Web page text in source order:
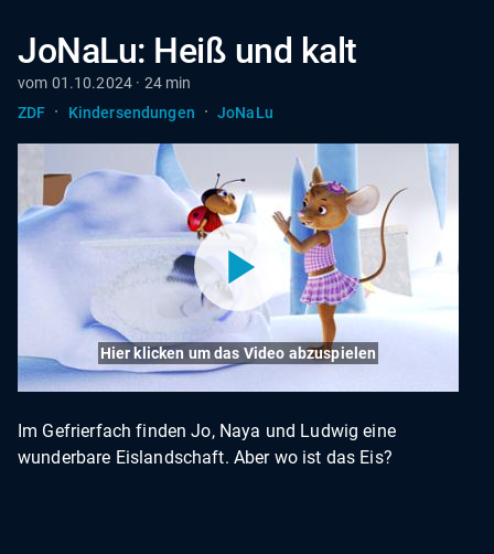
JoNaLu: Heiß und kalt
vom 01.10.2024 · 24 min
ZDF · Kindersendungen · JoNaLu
Hier klicken um das Video abzuspielen
Im Gefrierfach finden Jo, Naya und Ludwig eine
wunderbare Eislandschaft. Aber wo ist das Eis?